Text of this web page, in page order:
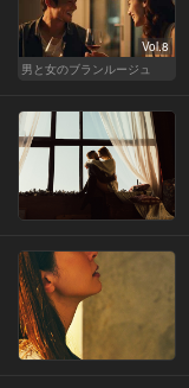
Vol.8
男と女のブランルージュ